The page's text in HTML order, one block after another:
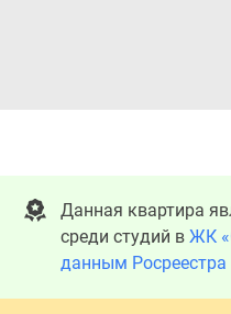
Данная квартира
среди студий в ЖК
данным Росреестра